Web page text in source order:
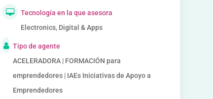
Tecnología en la que asesora
Electronics, Digital & Apps
Tipo de agente
ACELERADORA | FORMACIÓN para
emprendedores | IAEs Iniciativas de Apoyo a
Emprendedores